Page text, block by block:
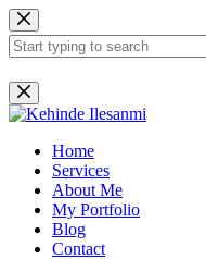
Home
Services
About Me
My Portfolio
Blog
Contact